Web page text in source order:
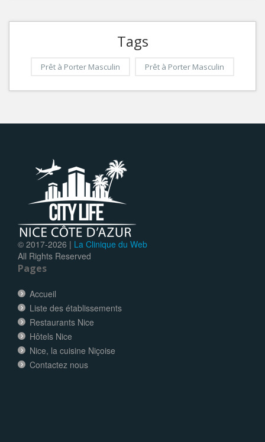
Tags
Prêt à Porter Masculin Prêt à Porter Masculin
© 2017-2026 | La Clinique du Web
All Rights Reserved
Pages
Accueil
Liste des établissements
Restaurants Nice
Hôtels Nice
Nice, la cuisine Niçoise
Contactez nous